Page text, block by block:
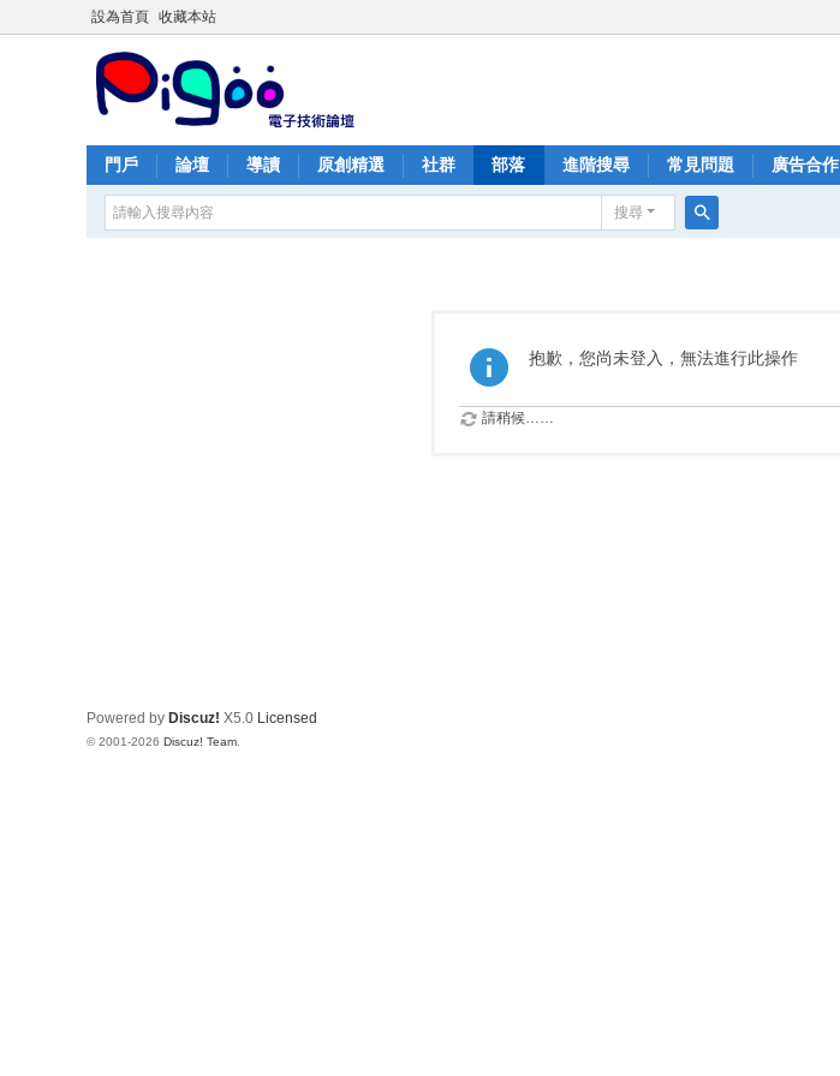
設為首頁 收藏本站
門戶 論壇 導讀 原創精選 社群 部落 進階搜尋 常見問題 廣告合作
搜尋
抱歉，您尚未登入，無法進行此操作
請稍候……
Powered by Discuz! X5.0 Licensed
© 2001-2026 Discuz! Team